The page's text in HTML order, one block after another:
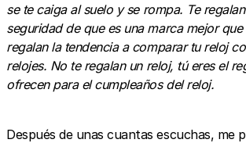
se te caiga al suelo y se rompa. Te
seguridad de que es una marca mejor
regalan la tendencia a comparar tu reloj
relojes. No te regalan un reloj, tú eres el
ofrecen para el cumpleaños del reloj.
Después de unas cuantas escuchas, me